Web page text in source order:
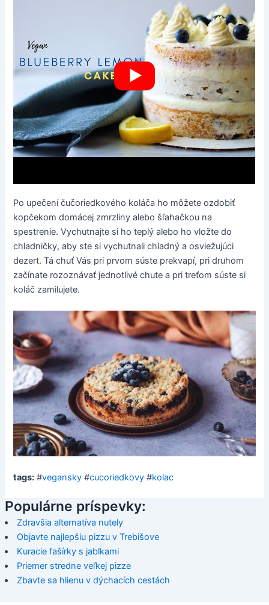
Po upečení čučoriedkového koláča ho môžete ozdobiť
kopčekom domácej zmrzliny alebo šľahačkou na
spestrenie. Vychutnajte si ho teplý alebo ho vložte do
chladničky, aby ste si vychutnali chladný a osviežujúci
dezert. Tá chuť Vás pri prvom súste prekvapí, pri druhom
začínate rozoznávať jednotlivé chute a pri treťom súste si
koláč zamilujete.
tags: #vegansky #cucoriedkovy #kolac
Populárne príspevky:
Zdravšia alternatíva nutely
Objavte najlepšiu pizzu v Trebišove
Kuracie fašírky s jablkami
Priemer stredne veľkej pizze
Zbavte sa hlienu v dýchacích cestách